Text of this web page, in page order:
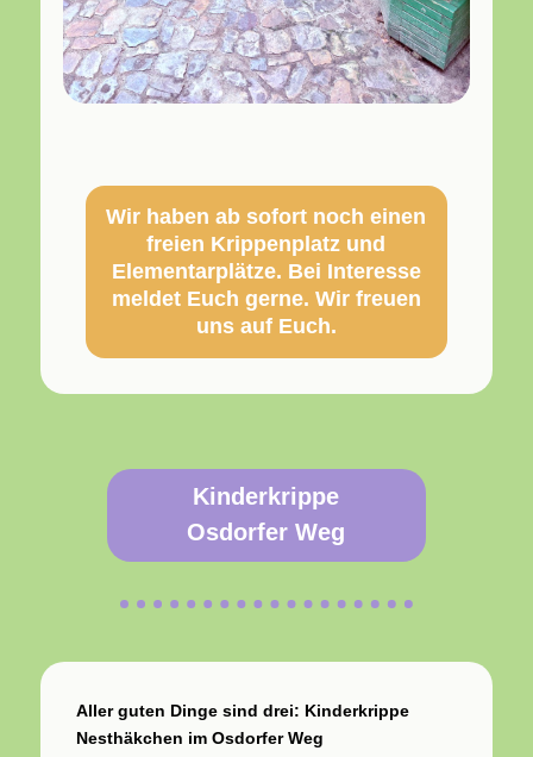
Wir haben ab sofort noch einen
freien Krippenplatz und
Elementarplätze. Bei Interesse
meldet Euch gerne. Wir freuen
uns auf Euch.
Kinderkrippe
Osdorfer Weg
Aller guten Dinge sind drei: Kinderkrippe
Nesthäkchen im Osdorfer Weg